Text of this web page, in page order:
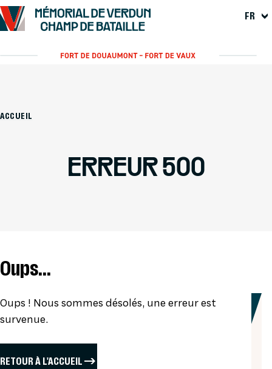
FR
ACCUEIL
ERREUR 500
Oups...
Oups ! Nous sommes désolés, une erreur est
survenue.
RETOUR À L'ACCUEIL